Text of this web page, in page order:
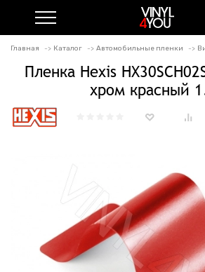
Главная Каталог Автомобильные пленки
Пленка Hexis
хром красный